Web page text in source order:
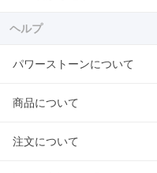
ヘルプ
パワーストーンについて
商品について
注文について